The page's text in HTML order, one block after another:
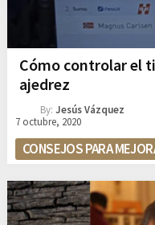
Cómo controlar el
ajedrez
By: Jesús Vázquez
7 octubre, 2020
CONSEJOS PARA